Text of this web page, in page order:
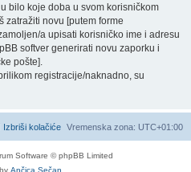
bilo koje doba u svom korisničkom
zatražiti novu [putem forme
a upisati korisničko ime i adresu
softver generirati novu zaporku i
pošte].
registracije/naknadno, su
Vremenska zona: UTC+01:00
Izbriši kolačiće
Software © phpBB Limited
Ančica Sečan